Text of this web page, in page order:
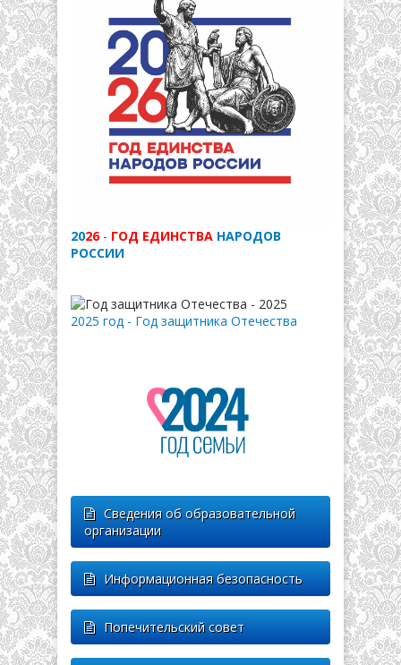
2026 - ГОД ЕДИНСТВА НАРОДОВ
РОССИИ
2025 год - Год защитника Отечества
Сведения об образовательной
организации
Информационная безопасность
Попечительский совет